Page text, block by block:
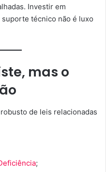
Investir em
técnico não é luxo
mas o
de leis relacionadas
;